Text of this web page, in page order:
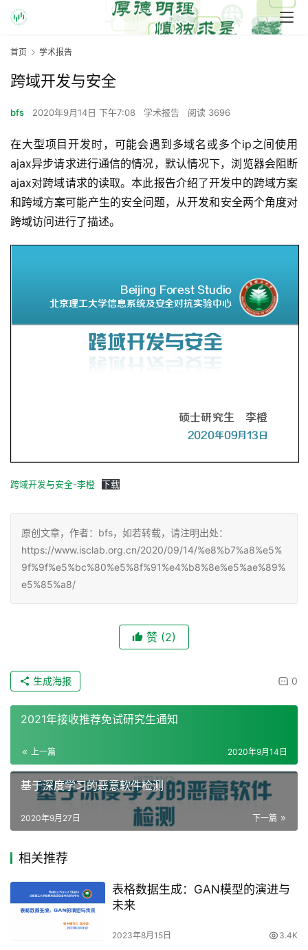
首页 学术报告
跨域开发与安全
bfs 2020年9月14日 下午7:08 学术报告 阅读 3696
在大型项目开发时，可能会遇到多域名或多个ip之间使用
ajax异步请求进行通信的情况，默认情况下，浏览器会阻断
ajax对跨域请求的读取。本此报告介绍了开发中的跨域方案
和跨域方案可能产生的安全问题，从开发和安全两个角度对
跨域访问进行了描述。
跨域开发与安全-李橙 下载
原创文章，作者：bfs，如若转载，请注明出处：
https://www.isclab.org.cn/2020/09/14/%e8%b7%a8%e5%
9f%9f%e5%bc%80%e5%8f%91%e4%b8%8e%e5%ae%89%
e5%85%a8/
赞 (2)
0
生成海报
2021年接收推荐免试研究生通知
上一篇 2020年9月14日
基于深度学习的恶意软件检测
下一篇
2020年9月27日
相关推荐
表格数据生成：GAN模型的演进与
未来
2023年8月15日 3.4K